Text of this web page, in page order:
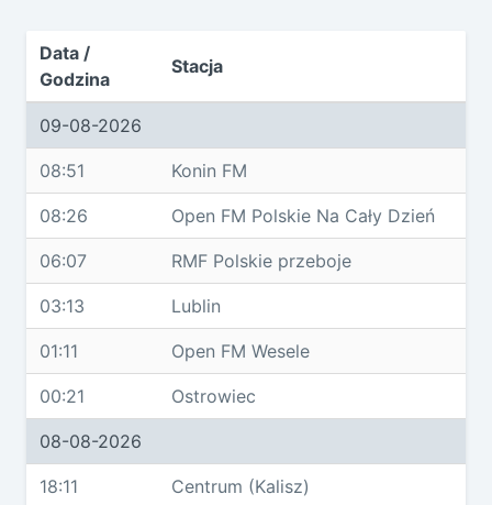
Data /
Godzina
Stacja
09-08-2026
08:51 Konin FM
08:26 Open FM Polskie Na Cały Dzień
06:07 RMF Polskie przeboje
03:13 Lublin
01:11 Open FM Wesele
00:21 Ostrowiec
08-08-2026
18:11 Centrum (Kalisz)